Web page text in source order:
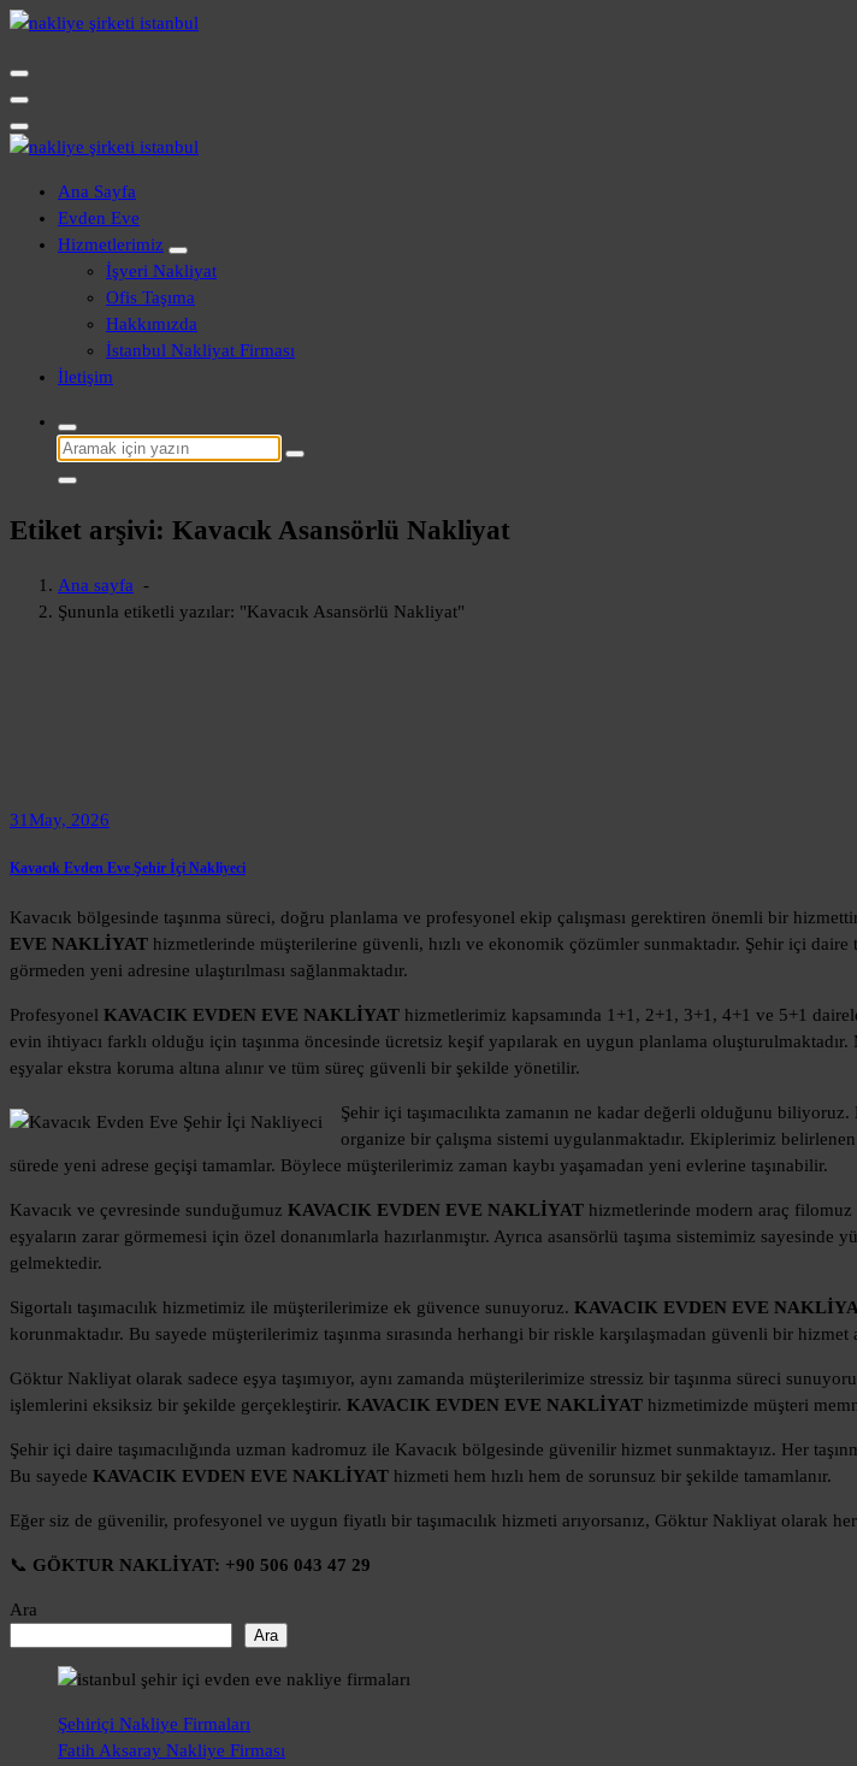
İçeriğe
Evden Eve - İşyeri Ofis Nakliye İstanbul
Evden Eve - İşyeri Ofis Nakliye İstanbul
Ana Sayfa
Evden Eve
Hizmetlerimiz
İşyeri Nakliyat
Ofis Taşıma
Hakkımızda
İstanbul Nakliyat Firması
İletişim
Şunu
ara:
Etiket arşivi: Kavacık Asansörlü Nakliyat
Ana sayfa -
Şununla etiketli yazılar: "Kavacık Asansörlü Nakliyat"
31May, 2026
Kavacık Evden Eve Şehir İçi Nakliyeci
Kavacık bölgesinde taşınma süreci, doğru planlama ve profesyonel ekip çalışması gerektiren önemli bir
EVE NAKLİYAT hizmetlerinde müşterilerine güvenli, hızlı ve ekonomik çözümler sunmaktadır. Şehir içi daire
görmeden yeni adresine ulaştırılması sağlanmaktadır.
Profesyonel KAVACIK EVDEN EVE NAKLİYAT hizmetlerimiz kapsamında 1+1, 2+1, 3+1, 4+1 ve 5+1
evin ihtiyacı farklı olduğu için taşınma öncesinde ücretsiz keşif yapılarak en uygun planlama
eşyalar ekstra koruma altına alınır ve tüm süreç güvenli bir şekilde yönetilir.
Şehir içi taşımacılıkta zamanın ne kadar değerli olduğunu biliyoruz.
organize bir çalışma sistemi uygulanmaktadır. Ekiplerimiz
sürede yeni adrese geçişi tamamlar. Böylece müşterilerimiz zaman kaybı yaşamadan yeni evlerine taşınabilir.
Kavacık ve çevresinde sunduğumuz KAVACIK EVDEN EVE NAKLİYAT hizmetlerinde modern araç filomuz
eşyaların zarar görmemesi için özel donanımlarla hazırlanmıştır. Ayrıca asansörlü taşıma sistemimiz
gelmektedir.
Sigortalı taşımacılık hizmetimiz ile müşterilerimize ek güvence sunuyoruz. KAVACIK EVDEN EVE
korunmaktadır. Bu sayede müşterilerimiz taşınma sırasında herhangi bir riskle karşılaşmadan güvenli bir hizmet
Göktur Nakliyat olarak sadece eşya taşımıyor, aynı zamanda müşterilerimize stressiz bir taşınma süreci
işlemlerini eksiksiz bir şekilde gerçekleştirir. KAVACIK EVDEN EVE NAKLİYAT hizmetimizde müşteri
Şehir içi daire taşımacılığında uzman kadromuz ile Kavacık bölgesinde güvenilir hizmet sunmaktayız. Her
Bu sayede KAVACIK EVDEN EVE NAKLİYAT hizmeti hem hızlı hem de sorunsuz bir şekilde tamamlanır.
Eğer siz de güvenilir, profesyonel ve uygun fiyatlı bir taşımacılık hizmeti arıyorsanız, Göktur Nakliyat olarak her
📞 GÖKTUR NAKLİYAT: +90 506 043 47 29
Ara
Ara
Şehiriçi Nakliye Firmaları
Fatih Aksaray Nakliye Firması